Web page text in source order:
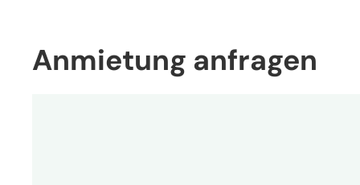
Anmietung anfragen